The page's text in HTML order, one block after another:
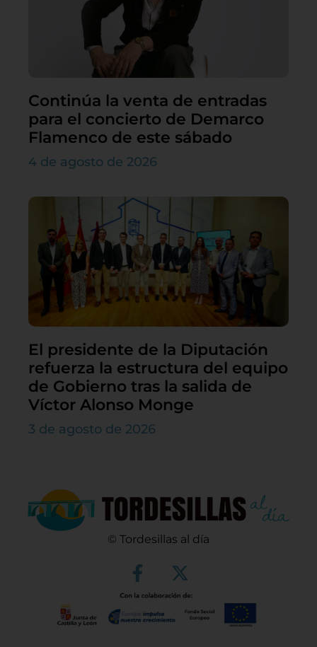
Continúa la venta de entradas
para el concierto de Demarco
Flamenco de este sábado
4 de agosto de 2026
El presidente de la Diputación
refuerza la estructura del equipo
de Gobierno tras la salida de
Víctor Alonso Monge
3 de agosto de 2026
© Tordesillas al día